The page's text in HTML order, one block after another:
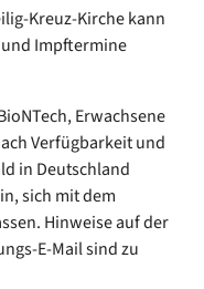
Kreuz-Kirche kann
Impftermine
Erwachsene
Verfügbarkeit und
in Deutschland
sich mit dem
Hinweise auf der
E-Mail sind zu